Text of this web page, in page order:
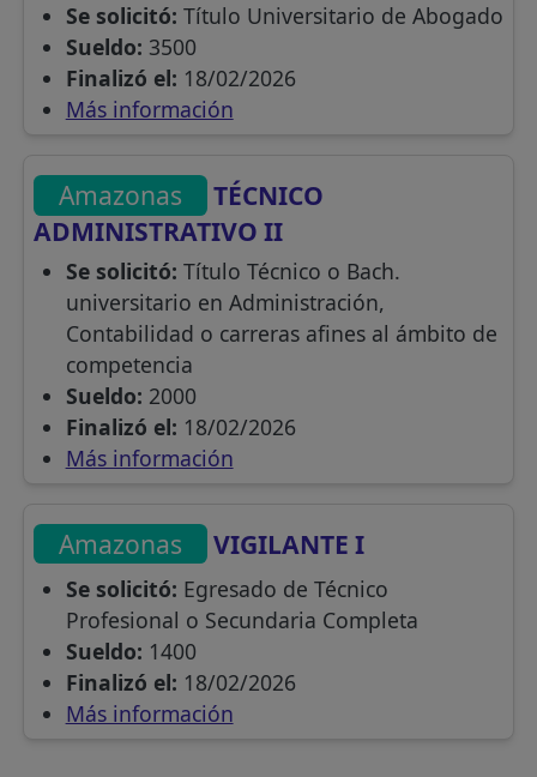
Se solicitó: Título Universitario de Abogado
Sueldo: 3500
Finalizó el: 18/02/2026
Más información
Amazonas
TÉCNICO
ADMINISTRATIVO II
Se solicitó: Título Técnico o Bach.
universitario en Administración,
Contabilidad o carreras afines al ámbito de
competencia
Sueldo: 2000
Finalizó el: 18/02/2026
Más información
Amazonas VIGILANTE I
Se solicitó: Egresado de Técnico
Profesional o Secundaria Completa
Sueldo: 1400
Finalizó el: 18/02/2026
Más información